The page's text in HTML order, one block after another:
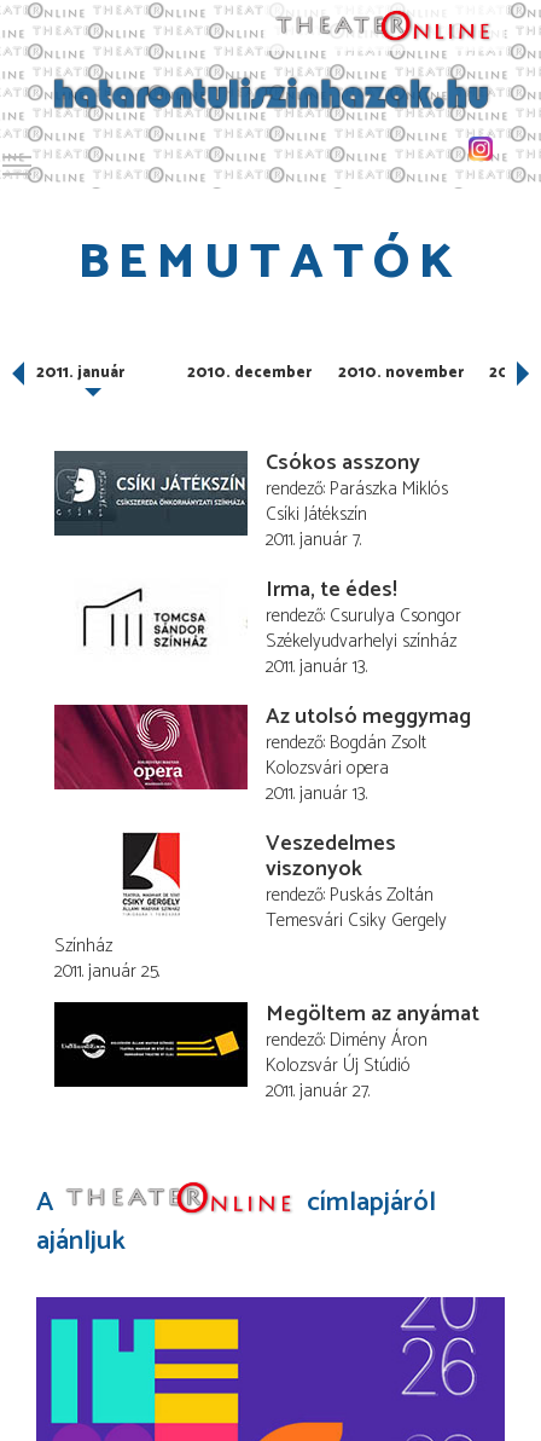
Toggle main menu visibility
BEMUTATÓK
2011. január 2010. december 2010. november 2010.
Csókos asszony
rendező Parászka Miklós
Csíki Játékszín
2011. január 7.
Irma, te édes!
rendező Csurulya Csongor
Székelyudvarhelyi színház
2011. január 13.
Az utolsó meggymag
rendező Bogdán Zsolt
Kolozsvári opera
2011. január 13.
Veszedelmes
viszonyok
rendező Puskás Zoltán
Temesvári Csiky Gergely
Színház
2011. január 25.
Megöltem az anyámat
rendező Dimény Áron
Kolozsvár Új Stúdió
2011. január 27.
A
címlapjáról
ajánljuk